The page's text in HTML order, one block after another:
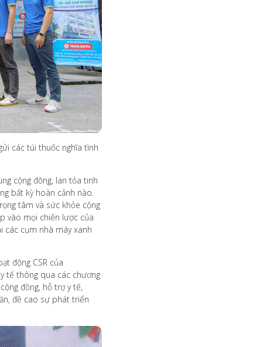
các túi thuốc nghĩa tình
cộng đồng, lan tỏa tinh
bất kỳ hoàn cảnh nào.
tâm và sức khỏe cộng
vào mọi chiến lược của
các cụm nhà máy xanh
động CSR của
tế thông qua các chương
đồng, hỗ trợ y tế,
đề cao sự phát triển